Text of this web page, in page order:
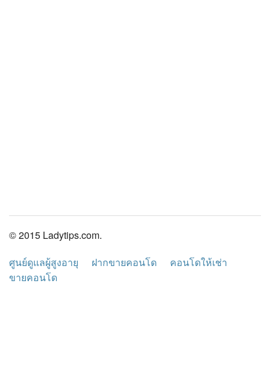
© 2015 Ladytips.com.
ศูนย์ดูแลผู้สูงอายุ
ฝากขายคอนโด
คอนโดให้เช่า
ขายคอนโด